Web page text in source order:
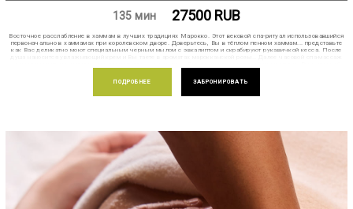
135 мин 27500 RUB
Восточное расслабление в хаммам в лучших традициях Марокко. Этот вековой спа-ритуал использовавшийся
первоначально в хаммамах при королевском дворе. Доверьтесь, Вы в тёплом пенном хаммам... представьте
как Вас деликатно моют специальным черным мылом с эвкалиптом и скрабируют рукавичкой кесса. После
церемонию марокканским чаем с сухофруктами, чтобы ощутить вкус и задействовать все 5 чувств.
ПОДРОБНЕЕ ЗАБРОНИРОВАТЬ